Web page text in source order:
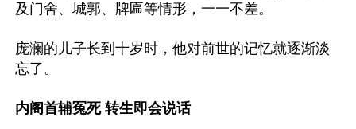
及门舍、城郭、牌匾等情形，一一不差。
庞澜的儿子长到十岁时，他对前世的记忆就逐渐淡
忘了。
内阁首辅冤死 转生即会说话